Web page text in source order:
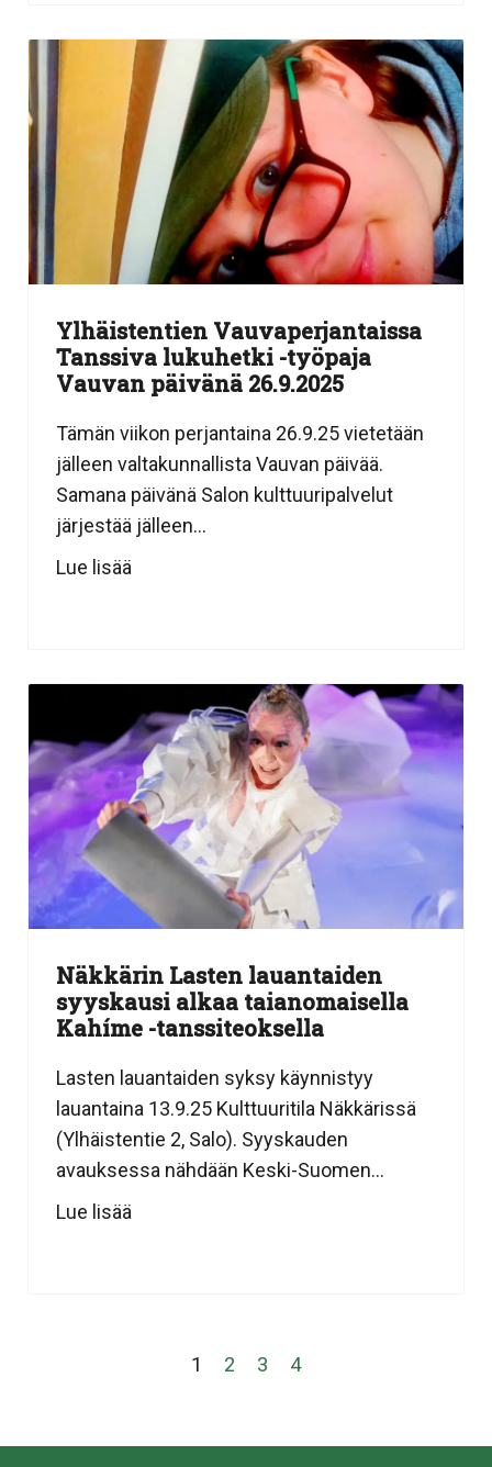
Ylhäistentien Vauvaperjantaissa
Tanssiva lukuhetki -työpaja
Vauvan päivänä 26.9.2025
Tämän viikon perjantaina 26.9.25 vietetään
jälleen valtakunnallista Vauvan päivää.
Samana päivänä Salon kulttuuripalvelut
järjestää jälleen...
Lue lisää
Näkkärin Lasten lauantaiden
syyskausi alkaa taianomaisella
Kahíme -tanssiteoksella
Lasten lauantaiden syksy käynnistyy
lauantaina 13.9.25 Kulttuuritila Näkkärissä
(Ylhäistentie 2, Salo). Syyskauden
avauksessa nähdään Keski-Suomen...
Lue lisää
1 2 3 4